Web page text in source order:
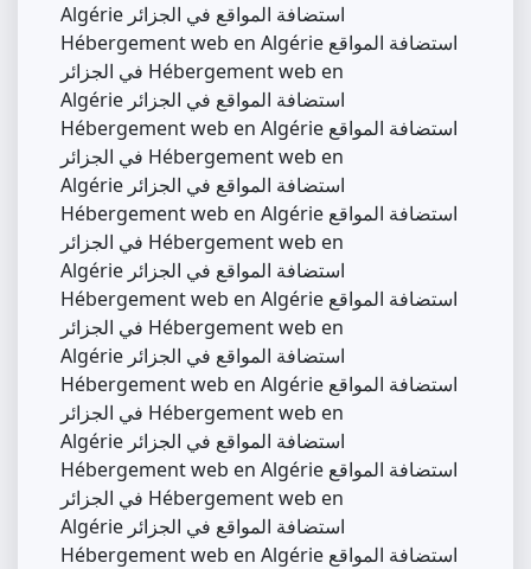
Algérie استضافة المواقع في الجزائر
Hébergement web en Algérie استضافة المواقع
في الجزائر Hébergement web en
Algérie استضافة المواقع في الجزائر
Hébergement web en Algérie استضافة المواقع
في الجزائر Hébergement web en
Algérie استضافة المواقع في الجزائر
Hébergement web en Algérie استضافة المواقع
في الجزائر Hébergement web en
Algérie استضافة المواقع في الجزائر
Hébergement web en Algérie استضافة المواقع
في الجزائر Hébergement web en
Algérie استضافة المواقع في الجزائر
Hébergement web en Algérie استضافة المواقع
في الجزائر Hébergement web en
Algérie استضافة المواقع في الجزائر
Hébergement web en Algérie استضافة المواقع
في الجزائر Hébergement web en
Algérie استضافة المواقع في الجزائر
Hébergement web en Algérie استضافة المواقع